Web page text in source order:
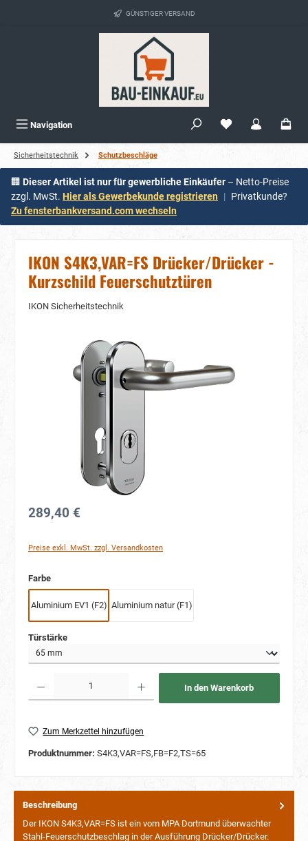
GÜNSTIGER VERSAND
Navigation
Sicherheitstechnik Schutzbeschläge
🏢 Dieser Artikel ist nur für gewerbliche Einkäufer – Netto-Preise
zzgl. MwSt. Hier als Gewerbekunde registrieren | Privatkunde?
Zu fensterbankversand.com wechseln
IKON S4K3,VAR=FS Drücker/Drücker -
Kurzschild Feuerschutztüren
IKON Sicherheitstechnik
Bildergalerie überspringen
289,40 €
Preise exkl. MwSt. zzgl. Versandkosten
Farbeauswählen
Aluminium EV1 (F2) Aluminium natur (F1)
Türstärkeauswählen
In den Warenkorb
Zum Merkzettel hinzufügen
Produktnummer: S4K3,VAR=FS,FB=F2,TS=65
Beschreibung
Der IKON S4K3,VAR=FS ist ein vom MPA Dortmund überwachter
Stahl-Feuerschutzbeschlag in der Ausführung Drücker/Drücker.